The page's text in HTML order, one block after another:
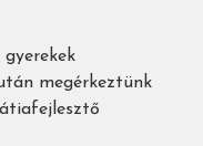
megérkeztünk